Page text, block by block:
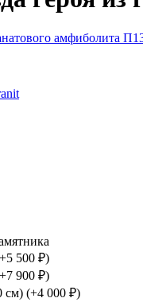
500 ₽)
900 ₽)
см) (+4 000 ₽)